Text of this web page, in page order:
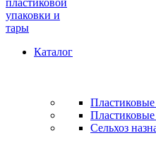
Каталог
Пластиковые
Сельхоз